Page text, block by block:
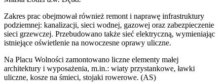
Zakres prac obejmował również remont i naprawę infrastruktury
podziemnej: kanalizacji, sieci wodnej, gazowej oraz zabezpieczenie
sieci grzewczej. Przebudowano także sieć elektryczną, wymieniając
istniejące oświetlenie na nowoczesne oprawy uliczne.
Na Placu Wolności zamontowano liczne elementy małej
architektury i wyposażenia, m.in.: wiaty przystankowe, ławki
uliczne, kosze na śmieci, stojaki rowerowe. (AS)